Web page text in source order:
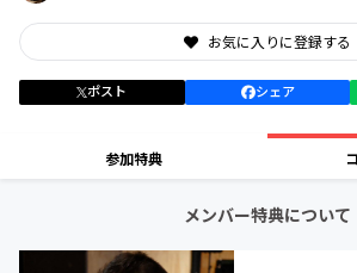
お気に入りに登録する
ポスト シェア
参加特典
メンバー特典について